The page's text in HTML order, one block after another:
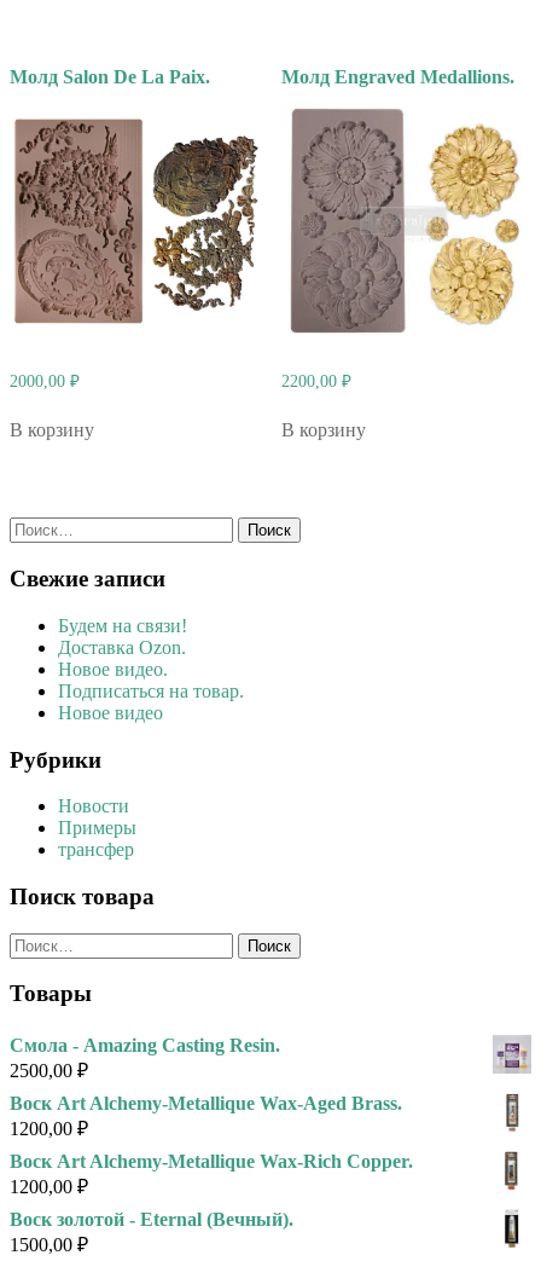
Молд Salon De La Paix.
2000,00 ₽
В корзину
Молд Engraved Medallions.
2200,00 ₽
В корзину
Найти:
Свежие записи
Будем на связи!
Доставка Ozon.
Новое видео.
Подписаться на товар.
Новое видео
Рубрики
Новости
Примеры
трансфер
Поиск товара
Найти:
Товары
Смола - Amazing Casting Resin.
2500,00 ₽
Воск Art Alchemy-Metallique Wax-Aged Brass.
1200,00 ₽
Воск Art Alchemy-Metallique Wax-Rich Copper.
1200,00 ₽
Воск золотой - Eternal (Вечный).
1500,00 ₽